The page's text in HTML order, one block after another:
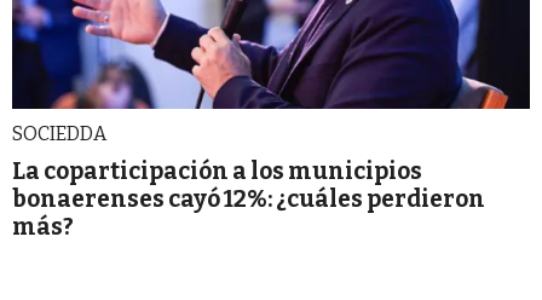
SOCIEDDA
La coparticipación a los municipios
bonaerenses cayó 12%: ¿cuáles perdieron
más?